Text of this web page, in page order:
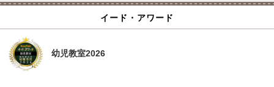
イード・アワード
幼児教室2026